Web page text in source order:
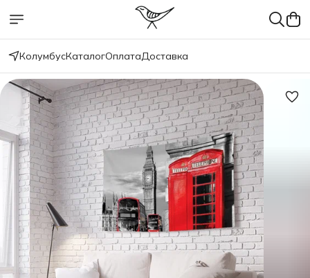
КолумбусКаталогОплатаДоставка